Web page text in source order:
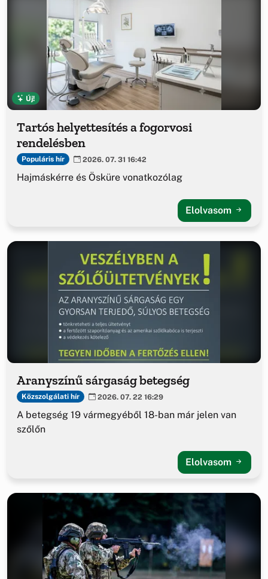
Új!
Tartós helyettesítés a fogorvosi
rendelésben
Populáris hír 2026. 07. 31 16:42
Hajmáskérre és Ösküre vonatkozólag
Elolvasom
Aranyszínű sárgaság betegség
Közszolgálati hír 2026. 07. 22 16:29
A betegség 19 vármegyéből 18-ban már jelen van
szőlőn
Elolvasom